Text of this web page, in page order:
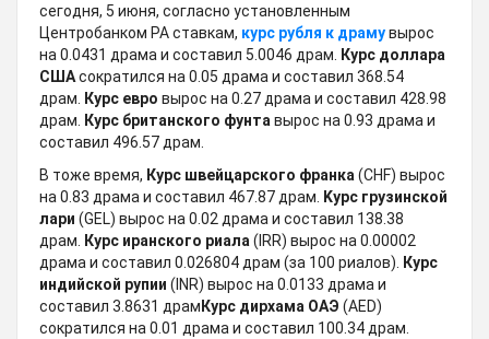
сегодня, 5 июня, согласно установленным
Центробанком РА ставкам, курс рубля к драмувырос
на 0.0431 драмa и составил 5.0046 драм.
Курс доллара
СШАсократился на 0.05 драмa и составил 368.54
драм.
Курс евро вырос на 0.27 драмa и составил 428.98
драм.
Курс британского фунта вырос на 0.93 драмa и
составил 496.57 драм.
В тоже время, Курс швейцарского франка (CHF) вырос
на 0.83 драмa и составил 467.87 драм.
Kурс грузинской
лари (GEL) вырос на 0.02 драмa и составил 138.38
драм.
Курс иранского риала (IRR) вырос на 0.00002
драмa и составил 0.026804 драм (за 100 риалов).
Курс
индийской рупии (INR) вырос на 0.0133 драмa и
составил 3.8631 драм Курс дирхама ОАЭ (AED)
сократился на 0.01 драмa и составил 100.34 драм.